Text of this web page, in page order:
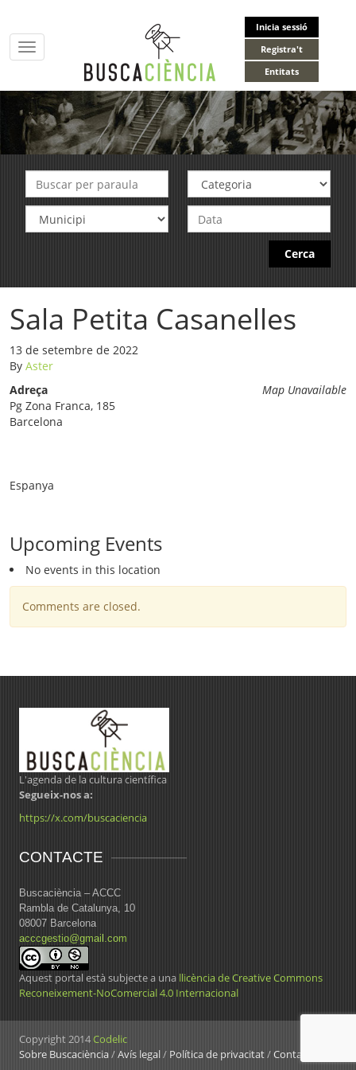
Inicia sessió
Registra't
Entitats
Toggle
navigation
Cerca
Sala Petita Casanelles
13 de setembre de 2022
By Aster
Map Unavailable
Adreça
Pg Zona Franca, 185
Barcelona
Espanya
Upcoming Events
No events in this location
Comments are closed.
L'agenda de la cultura científica
Segueix-nos a:
https://x.com/buscaciencia
CONTACTE
Buscaciència – ACCC
Rambla de Catalunya, 10
08007 Barcelona
acccgestio@gmail.com
Aquest portal està subjecte a una llicència de Creative Commons
Reconeixement-NoComercial 4.0 Internacional
Copyright 2014Codelic
Sobre Buscaciència/Avís legal/ Política de privacitat/Contacte